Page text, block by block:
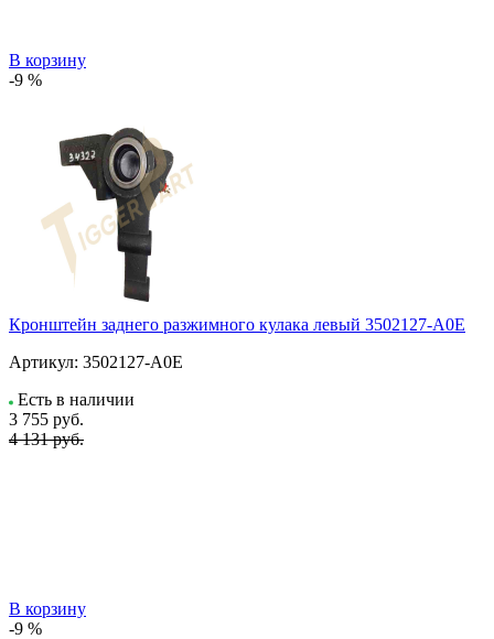
В корзину
-9 %
Кронштейн заднего разжимного кулака левый 3502127-A0E
Артикул: 3502127-A0E
Есть в наличии
3 755 руб.
4 131 руб.
В корзину
-9 %